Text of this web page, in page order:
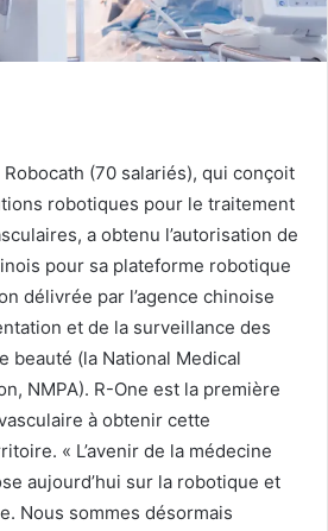
(70 salariés), qui conçoit
robotiques pour le traitement
a obtenu l’autorisation de
pour sa plateforme robotique
délivrée par l’agence chinoise
et de la surveillance des
beauté (la National Medical
NMPA). R-One est la première
à obtenir cette
« L’avenir de la médecine
aujourd’hui sur la robotique et
Nous sommes désormais